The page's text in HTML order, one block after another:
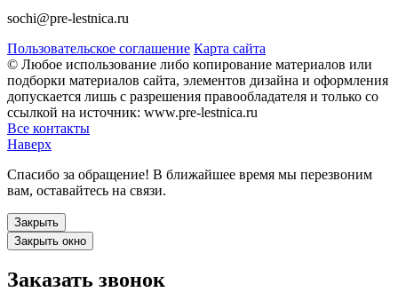
sochi@pre-lestnica.ru
Пользовательское соглашение Карта сайта
© Любое использование либо копирование материалов или
подборки материалов сайта, элементов дизайна и оформления
допускается лишь с разрешения правообладателя и только со
ссылкой на источник: www.pre-lestnica.ru
Все контакты
Наверх
Спасибо за обращение! В ближайшее время мы перезвоним
вам, оставайтесь на связи.
Закрыть
Закрыть окно
Заказать звонок